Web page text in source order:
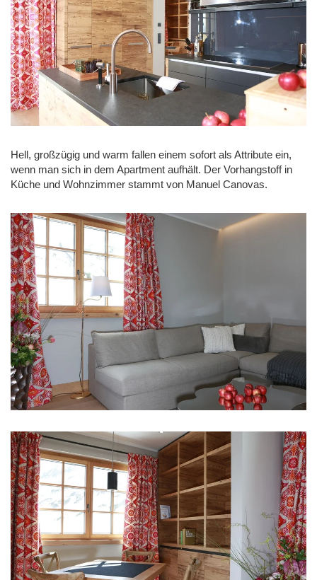
Hell, großzügig und warm fallen einem sofort als Attribute ein,
wenn man sich in dem Apartment aufhält. Der Vorhangstoff in
Küche und Wohnzimmer stammt von Manuel Canovas.